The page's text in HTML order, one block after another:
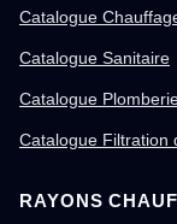
Catalogue
Catalogue Sanitaire
Catalogue
Catalogue Filtration
RAYONS